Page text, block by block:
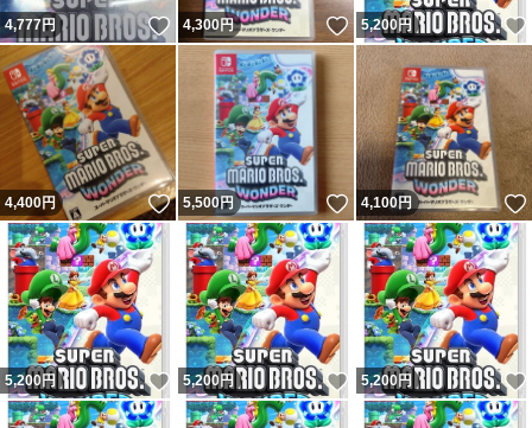
4,777円 いいね！
4,300円 いいね！
5,200 円
4,400円 いいね！
5,500円 いいね！
4,100円
5,200 円 いいね！
5,200 円 いいね！
5,200 円